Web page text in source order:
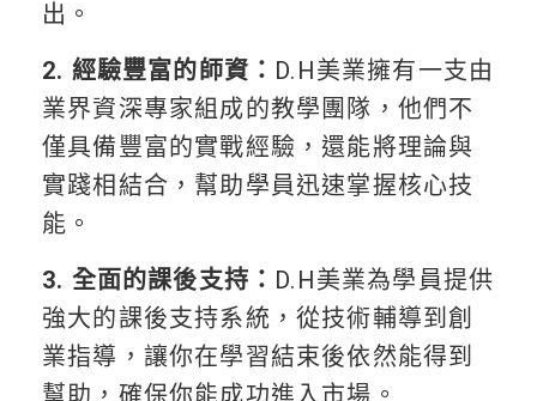
出。
2. 經驗豐富的師資： D.H美業擁有一支由
業界資深專家組成的教學團隊，他們不
僅具備豐富的實戰經驗，還能將理論與
實踐相結合，幫助學員迅速掌握核心技
能。
3. 全面的課後支持： D.H美業為學員提供
強大的課後支持系統，從技術輔導到創
業指導，讓你在學習結束後依然能得到